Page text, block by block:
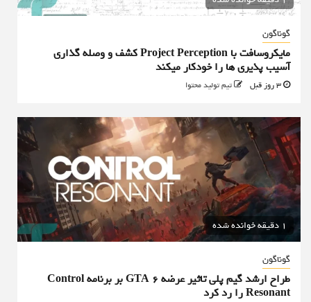
گوناگون
مایکروسافت با Project Perception کشف و وصله گذاری
آسیب پذیری ها را خودکار میکند
تیم تولید محتوا
1 دقیقه خوانده شده
گوناگون
طراح ارشد گیم پلی تاثیر عرضه GTA 6 بر برنامه Control
Resonant را رد کرد